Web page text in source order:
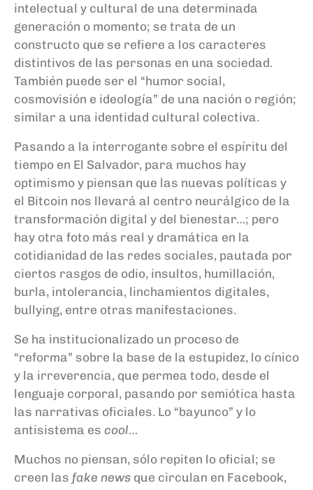
intelectual y cultural de una determinada
generación o momento; se trata de un
constructo que se refiere a los caracteres
distintivos de las personas en una sociedad.
También puede ser el “humor social,
cosmovisión e ideología” de una nación o región;
similar a una identidad cultural colectiva.
Pasando a la interrogante sobre el espíritu del
tiempo en El Salvador, para muchos hay
optimismo y piensan que las nuevas políticas y
el Bitcoin nos llevará al centro neurálgico de la
transformación digital y del bienestar…; pero
hay otra foto más real y dramática en la
cotidianidad de las redes sociales, pautada por
ciertos rasgos de odio, insultos, humillación,
burla, intolerancia, linchamientos digitales,
bullying, entre otras manifestaciones.
Se ha institucionalizado un proceso de
“reforma” sobre la base de la estupidez, lo cínico
y la irreverencia, que permea todo, desde el
lenguaje corporal, pasando por semiótica hasta
las narrativas oficiales. Lo “bayunco” y lo
antisistema es cool…
Muchos no piensan, sólo repiten lo oficial; se
creen las fake news que circulan en Facebook,